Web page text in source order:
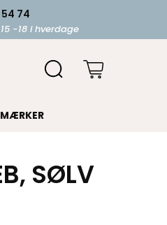
54 74
-18 i hverdage
MÆRKER
SØLV